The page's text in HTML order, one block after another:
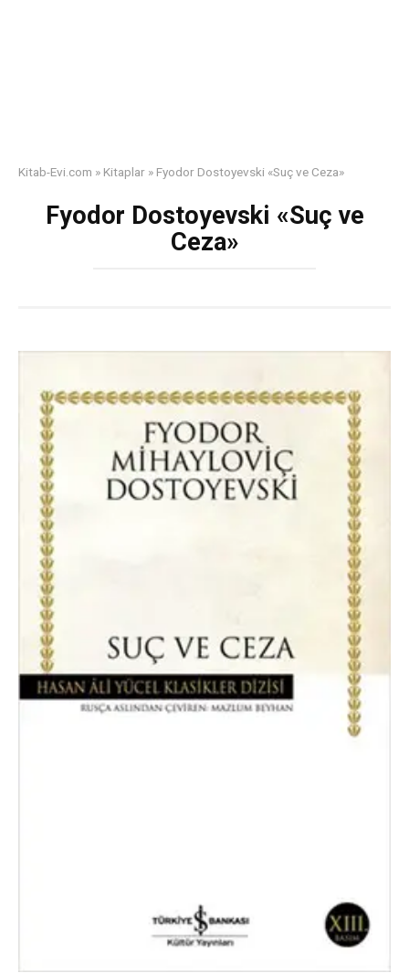
Kitab-Evi.com » Kitaplar » Fyodor Dostoyevski «Suç ve Ceza»
Fyodor Dostoyevski «Suç ve
Ceza»